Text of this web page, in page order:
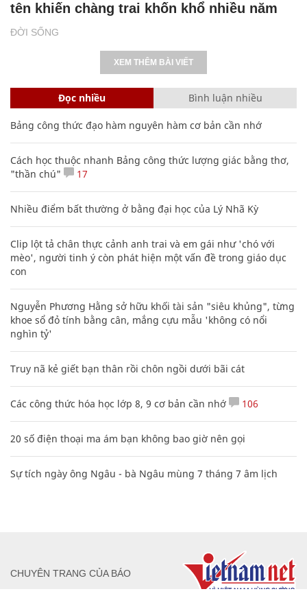
ĐỜI SỐNG
tên khiến chàng trai khốn khổ nhiều năm
XEM THÊM BÀI VIẾT
Đọc nhiều Bình luận nhiều
Bảng công thức đạo hàm nguyên hàm cơ bản cần nhớ
Cách học thuộc nhanh Bảng công thức lượng giác bằng thơ,
"thần chú"
17
Nhiều điểm bất thường ở bằng đại học của Lý Nhã Kỳ
Clip lột tả chân thực cảnh anh trai và em gái như 'chó với
mèo', người tinh ý còn phát hiện một vấn đề trong giáo dục
con
Nguyễn Phương Hằng sở hữu khối tài sản "siêu khủng", từng
khoe sổ đỏ tính bằng cân, mắng cựu mẫu 'không có nổi
nghìn tỷ'
Truy nã kẻ giết bạn thân rồi chôn ngồi dưới bãi cát
Các công thức hóa học lớp 8, 9 cơ bản cần nhớ 106
20 số điện thoại ma ám bạn không bao giờ nên gọi
Sự tích ngày ông Ngâu - bà Ngâu mùng 7 tháng 7 âm lịch
CHUYÊN TRANG CỦA BÁO